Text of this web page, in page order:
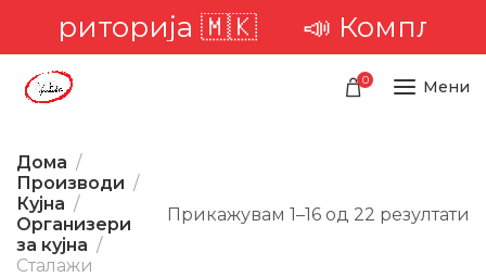
🇲🇰📣 Комплетна
0 Мени
Дома
Производи
Кујна
Организери
за кујна
Сталажи
Прикажувам 1–16 од 22 резултати